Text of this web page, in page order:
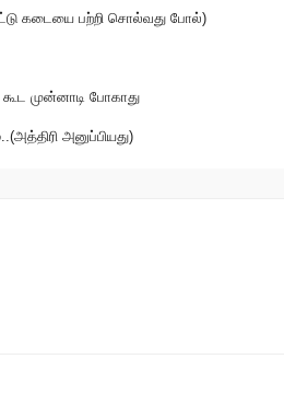
கடையை பற்றி சொல்வது போல்)
முன்னாடி போகாது
அனுப்பியது)